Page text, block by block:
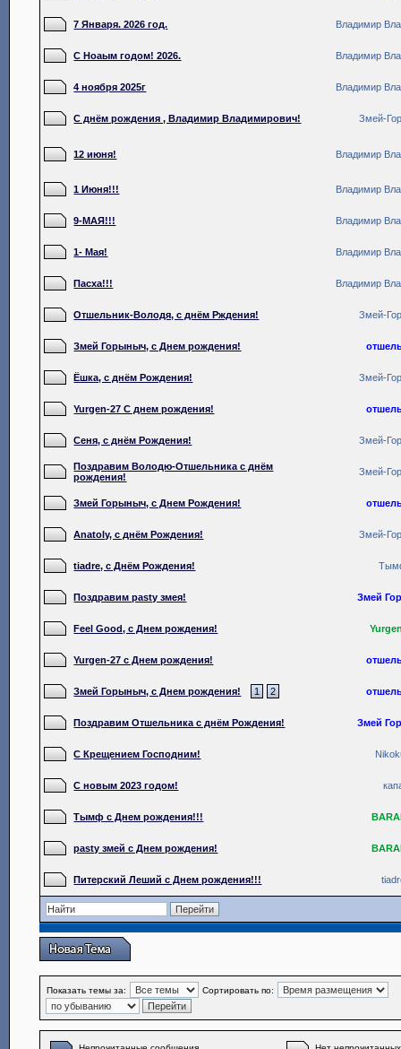
7 Января. 2026 год. Владимир
С Ноаым годом! 2026. Владимир
4 ноября 2025г Владимир
С днём рождения , Владимир Владимирович! Змей-
12 июня! Владимир
1 Июня!!! Владимир
9-МАЯ!!! Владимир
1- Мая! Владимир
Пасха!!! Владимир
Отшельник-Володя, с днём Рждения! Змей-
Змей Горыныч, с Днем рождения!
Ёшка, с днём Рождения! Змей-
Yurgen-27 С днем рождения!
Сеня, с днём Рождения! Змей-
Поздравим Володю-Отшельника с днём
рождения!
Змей-
Змей Горыныч, с Днем Рождения!
Anatoly, с днём Рождения! Змей-
tiadre, с Днём Рождения!
Поздравим pasty змея! Змей
Feel Good, с Днем рождения!
Yurgen-27 c Днем рождения!
Змей Горыныч, с Днем рождения! 1 2
Поздравим Отшельника с днём Рождения! Змей
С Крещением Господним!
С новым 2023 годом!
Тымф с Днем рождения!!!
pasty змей с Днем рождения!
Питерский Леший с Днем рождения!!!
Показать темы за: Сортировать по: